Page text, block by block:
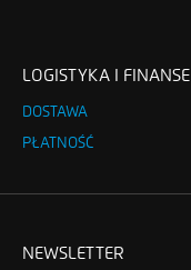
LOGISTYKA I FINANSE
DOSTAWA
PŁATNOŚĆ
NEWSLETTER